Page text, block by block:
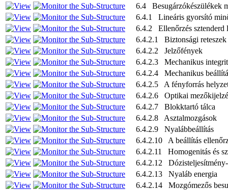
6.4 Besugárzókészülékek
6.4.1 Lineáris gyorsító
6.4.2 Ellenőrzés sztenderd
6.4.2.1 Biztonsági reteszek
6.4.2.2 Jelzőfények
6.4.2.3 Mechanikus
6.4.2.4 Mechanikus
6.4.2.5 A fényforrás
6.4.2.6 Optikai
6.4.2.7 Blokktartó tálca
6.4.2.8 Asztalmozgások
6.4.2.9 Nyalábbeállítás
6.4.2.10 A beállítás
6.4.2.11 Homogenitás és
6.4.2.12 Dózisteljesítmény-
6.4.2.13 Nyaláb energia
6.4.2.14 Mozgómezős